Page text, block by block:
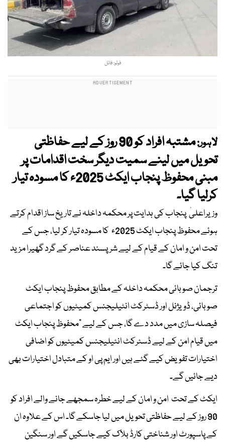
فوٹو: فائل
لاہور:
مشتبہ افراد کو 90 روز کے لیے حفاظتی
تحویل میں لینے سمیت دیگر سخت اقدامات پر
مبنی محفوظ پنجاب ایکٹ 2025ء کا مسودہ تیار
کرلیا گیا۔
وزیراعلیٰ پنجاب کی ہدایت پر محکمہ داخلہ نے تاریخ ساز اقدام کرتے
ہوئے محفوظ پنجاب ایکٹ 2025ء کا مسودہ تیار کر لیا، جس کے
تحت امن و امان کے قیام کے لیے شرپسند عناصر کے گرد گھیرا مزید
تنگ کیا جائے گا۔
ترجمان صوبائی محکمہ داخلہ کے مطابق محفوظ پنجاب ایکٹ
صوبائی، ڈویژنل اور ڈسٹرکٹ انٹیلیجنس کمیٹیوں کو اجتماعی
فیصلہ سازی میں مدد دے گا، جس کے لیے "محفوظ پنجاب ایکٹ
میں قیام امن کے لیے ڈسٹرکٹ انٹیلیجنس کمیٹیوں کو اضافی
اختیارات تفویض کیے گئے ہیں اور ایم پی او کے متبادل اختیارات بھی
دیے جائیں گے۔
ایکٹ کے تحت امن و امان کے لیے خطرہ سمجھے جانے والے افراد کو
90 روز کے لیے حفاظتی تحویل میں لیا جاسکے گا۔ اس کے علاوہ ان
کے پاسپورٹ اور شناختی کارڈ بلاک کیے جاسکیں گے اور سنگین